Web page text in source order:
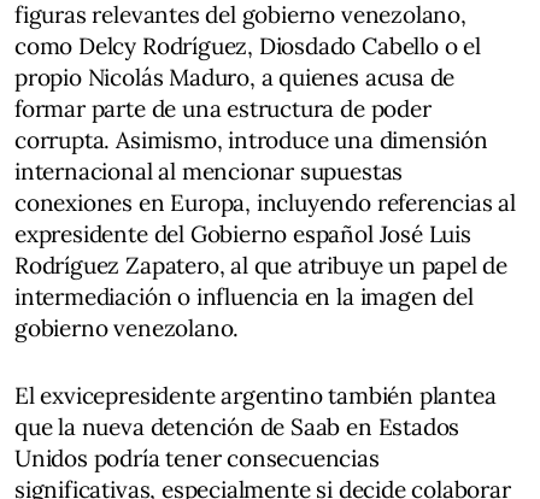
figuras relevantes del gobierno venezolano,
como Delcy Rodríguez, Diosdado Cabello o el
propio Nicolás Maduro, a quienes acusa de
formar parte de una estructura de poder
corrupta. Asimismo, introduce una dimensión
internacional al mencionar supuestas
conexiones en Europa, incluyendo referencias al
expresidente del Gobierno español José Luis
Rodríguez Zapatero, al que atribuye un papel de
intermediación o influencia en la imagen del
gobierno venezolano.
El exvicepresidente argentino también plantea
que la nueva detención de Saab en Estados
Unidos podría tener consecuencias
significativas, especialmente si decide colaborar